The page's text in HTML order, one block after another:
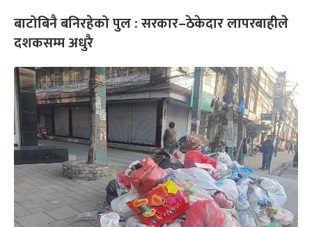
बाटोबिनै बनिरहेको पुल : सरकार–ठेकेदार लापरबाहीले
दशकसम्म अधुरै